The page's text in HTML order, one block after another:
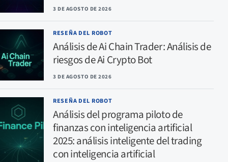
3 DE AGOSTO DE 2026
RESEÑA DEL ROBOT
Análisis de Ai Chain Trader: Análisis de
riesgos de Ai Crypto Bot
3 DE AGOSTO DE 2026
RESEÑA DEL ROBOT
Análisis del programa piloto de
finanzas con inteligencia artificial
2025: análisis inteligente del trading
con inteligencia artificial